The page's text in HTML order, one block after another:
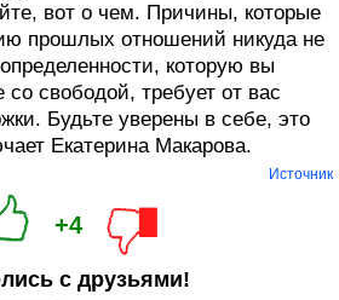
вот о чем. Причины, которые
прошлых отношений никуда не
которую вы
со свободой, требует от вас
Будьте уверены в себе, это
Екатерина Макарова.
Источник
+4
с друзьями!